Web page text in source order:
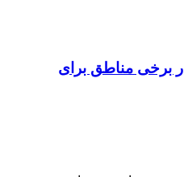
برخی مناطق برای